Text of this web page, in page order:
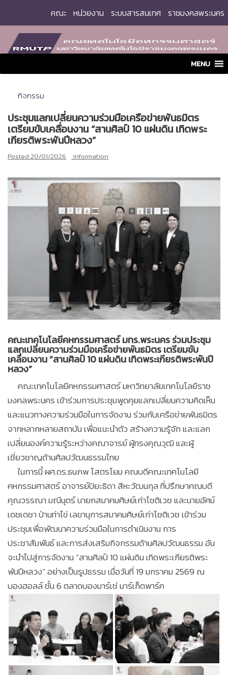
content
คณะ หน่วยงาน ระบบสารสนเทศ ราชมงคลพระนคร
MENU
กิจกรรม
ประชุมแลกเปลี่ยนความร่วมมือเครือข่ายพันธมิตร
เตรียมขับเคลื่อนงาน “สานศิลป์ 10 แผ่นดิน เทิดพระ
เกียรติพระพันปีหลวง”
Posted 20/01/2026 information
คณะเทคโนโลยีคหกรรมศาสตร์ มทร.พระนคร ร่วมประชุม
แลกเปลี่ยนความร่วมมือเครือข่ายพันธมิตร เตรียมขับ
เคลื่อนงาน “สานศิลป์ 10 แผ่นดิน เทิดพระเกียรติพระพันปี
หลวง”
คณะเทคโนโลยีคหกรรมศาสตร์ มหาวิทยาลัยเทคโนโลยีราช
มงคลพระนคร เข้าร่วมการประชุมพูดคุยแลกเปลี่ยนความคิดเห็น
และแนวทางความร่วมมือในการจัดงาน ร่วมกับเครือข่ายพันธมิตร
จากหลากหลายสถาบัน เพื่อแนะนำตัว สร้างความรู้จัก และแลก
เปลี่ยนองค์ความรู้ระหว่างคณาจารย์ ผู้ทรงคุณวุฒิ และผู้
เชี่ยวชาญด้านศิลปวัฒนธรรมไทย
ในการนี้ ผศ.ดร.ธนภพ โสตรโยม คณบดีคณะเทคโนโลยี
คหกรรมศาสตร์ อาจารย์ปิยะธิดา สีหะวัฒนกุล ที่ปรึกษาคณบดี
คุณวรรณา มณีนุตร์ นายกสมาคมศิษย์เก่าโชติเวช และนายอัศม์
เดชเดชา ป่านท่าไข่ เลขานุการสมาคมศิษย์เก่าโชติเวช เข้าร่วม
ประชุมเพื่อพัฒนาความร่วมมือในการดำเนินงาน การ
ประชาสัมพันธ์ และการส่งเสริมกิจกรรมด้านศิลปวัฒนธรรม อัน
จะนำไปสู่การจัดงาน “สานศิลป์ 10 แผ่นดิน เทิดพระเกียรติพระ
พันปีหลวง” อย่างเป็นรูปธรรม เมื่อวันที่ 19 มกราคม 2569 ณ
บองฮอลล์ ชั้น 6 ตลาดบองมาร์เช่ มาร์เก็ตพาร์ค